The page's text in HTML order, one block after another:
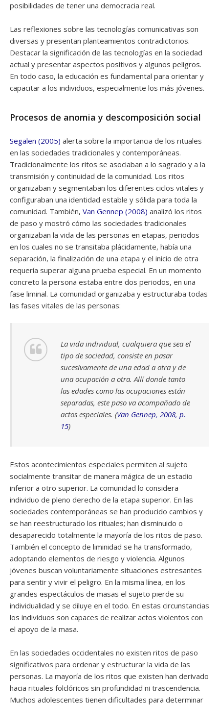
posibilidades de tener una democracia real.
Las reflexiones sobre las tecnologías comunicativas son
diversas y presentan planteamientos contradictorios.
Destacar la significación de las tecnologías en la sociedad
actual y presentar aspectos positivos y algunos peligros.
En todo caso, la educación es fundamental para orientar y
capacitar a los individuos, especialmente los más jóvenes.
Procesos de anomia y descomposición social
Segalen (2005) alerta sobre la importancia de los rituales
en las sociedades tradicionales y contemporáneas.
Tradicionalmente los ritos se asociaban a lo sagrado y a la
transmisión y continuidad de la comunidad. Los ritos
organizaban y segmentaban los diferentes ciclos vitales y
configuraban una identidad estable y sólida para toda la
comunidad. También, Van Gennep (2008) analizó los ritos
de paso y mostró cómo las sociedades tradicionales
organizaban la vida de las personas en etapas, periodos
en los cuales no se transitaba plácidamente, había una
separación, la finalización de una etapa y el inicio de otra
requería superar alguna prueba especial. En un momento
concreto la persona estaba entre dos periodos, en una
fase liminal. La comunidad organizaba y estructuraba todas
las fases vitales de las personas:
La vida individual, cualquiera que sea el
tipo de sociedad, consiste en pasar
sucesivamente de una edad a otra y de
una ocupación a otra. Allí donde tanto
las edades como las ocupaciones están
separadas, este paso va acompañado de
actos especiales. (Van Gennep, 2008, p.
15)
Estos acontecimientos especiales permiten al sujeto
socialmente transitar de manera mágica de un estadio
inferior a otro superior. La comunidad lo considera
individuo de pleno derecho de la etapa superior. En las
sociedades contemporáneas se han producido cambios y
se han reestructurado los rituales; han disminuido o
desaparecido totalmente la mayoría de los ritos de paso.
También el concepto de liminidad se ha transformado,
adoptando elementos de riesgo y violencia. Algunos
jóvenes buscan voluntariamente situaciones estresantes
para sentir y vivir el peligro. En la misma línea, en los
grandes espectáculos de masas el sujeto pierde su
individualidad y se diluye en el todo. En estas circunstancias
los individuos son capaces de realizar actos violentos con
el apoyo de la masa.
En las sociedades occidentales no existen ritos de paso
significativos para ordenar y estructurar la vida de las
personas. La mayoría de los ritos que existen han derivado
hacia rituales folclóricos sin profundidad ni trascendencia.
Muchos adolescentes tienen dificultades para determinar